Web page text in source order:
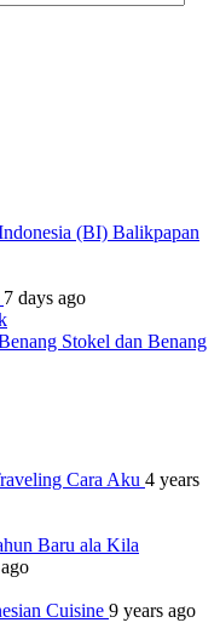
(BI) Balikpapan
7 days ago
Stokel dan Benang
Cara Aku 4 years
Baru ala Kila
Cuisine 9 years ago